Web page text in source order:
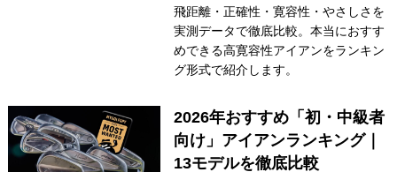
飛距離・正確性・寛容性・やさしさを
実測データで徹底比較。本当におすす
めできる高寛容性アイアンをランキン
グ形式で紹介します。
2026年おすすめ「初・中級者
向け」アイアンランキング｜
13モデルを徹底比較